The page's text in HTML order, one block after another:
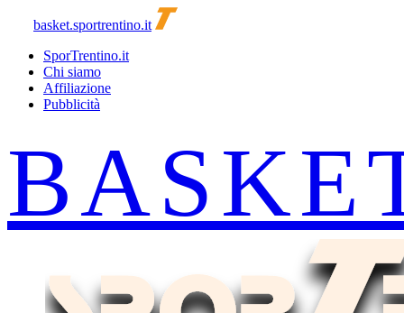
basket.sportrentino.it
SporTrentino.it
Chi siamo
Affiliazione
Pubblicità